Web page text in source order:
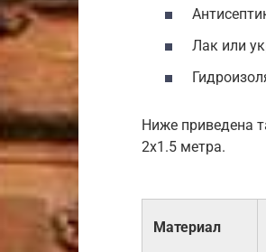
Лак или
Ниже приведена
2х1.5 метра.
Материал